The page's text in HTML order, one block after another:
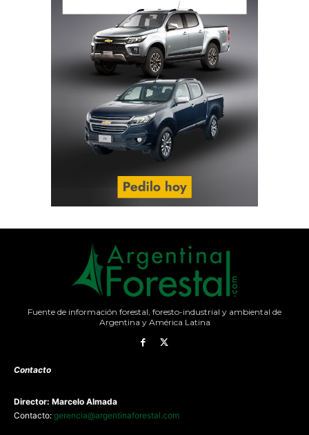
Fuente de información forestal, foresto-industrial y ambiental de
Argentina y América Latina
Contacto
Director: Marcelo Almada
Contacto: gerencia@argentinaforestal.com